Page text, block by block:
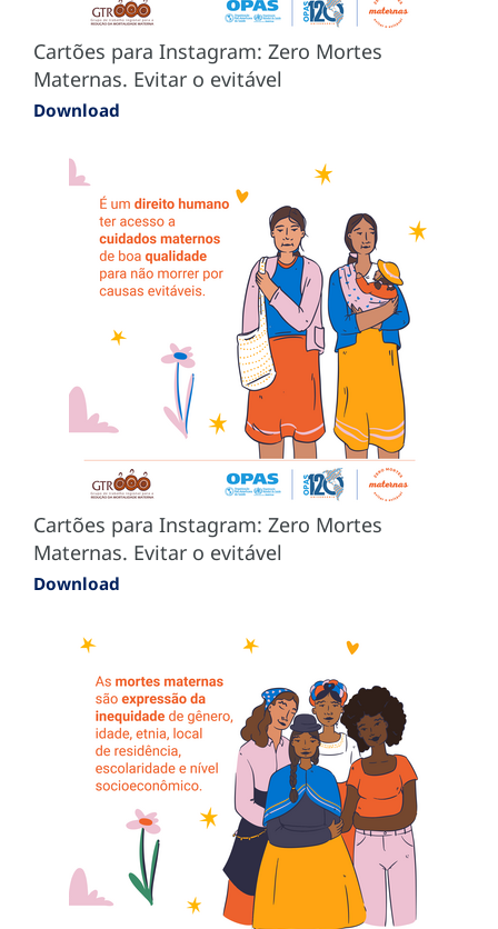
Cartões para Instagram: Zero Mortes
Maternas. Evitar o evitável
Download
Cartões para Instagram: Zero Mortes
Maternas. Evitar o evitável
Download